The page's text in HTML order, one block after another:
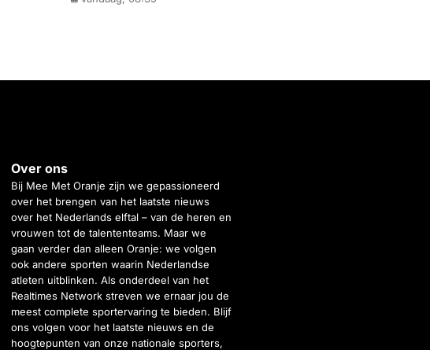
Over ons
Bij Mee Met Oranje zijn we gepassioneerd
over het brengen van het laatste nieuws
over het Nederlands elftal – van de heren en
vrouwen tot de talententeams. Maar we
gaan verder dan alleen Oranje: we volgen
ook andere sporten waarin Nederlandse
atleten uitblinken. Als onderdeel van het
Realtimes Network streven we ernaar jou de
meest complete sportervaring te bieden. Blijf
ons volgen voor het laatste nieuws en de
hoogtepunten van onze nationale sporters,